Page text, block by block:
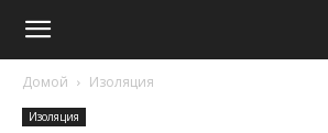
Домой Изоляция
Изоляция